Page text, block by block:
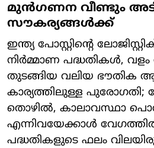
മുൻഗണന വീണ്ടും
സൗകര്യങ്ങൾക്ക്
ഇന്ത്യ പോസ്റ്റിന്റെ
നിർമ്മാണ പദ്ധതികൾ,
തുടങ്ങിയ വലിയ ഭൗതിക
കാര്യത്തിലുള്ള പുരോഗതി;
തൊഴിൽ, കാലാവസ്ഥാ
എന്നിവയേക്കാൾ
പദ്ധതികളുടെ ഫലം